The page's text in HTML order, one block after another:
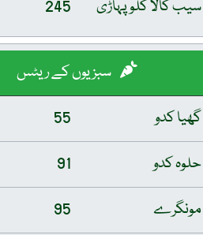
سیب کالا کلو پہاڑی
245
سبزیوں کے ریٹس
گھیا کدو
55
حلوہ کدو
91
مونگرے
95